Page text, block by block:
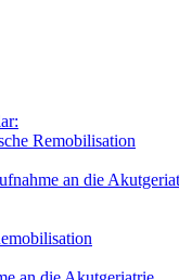
Remobilisation
an die